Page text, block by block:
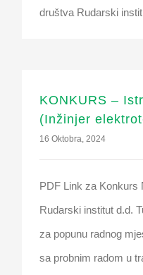
društva Rudarski
KONKURS –
(Inžinjer
16 Oktobra, 2024
PDF Link za Konkurs
Rudarski institut d.d.
za popunu radnog
sa probnim radom u